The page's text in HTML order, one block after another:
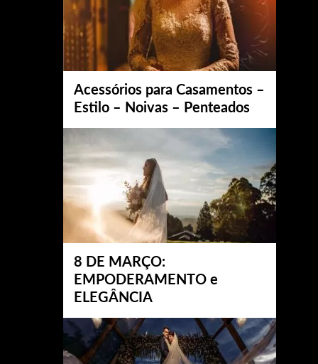
Acessórios para Casamentos –
Estilo – Noivas – Penteados
8 DE MARÇO:
EMPODERAMENTO e
ELEGÂNCIA